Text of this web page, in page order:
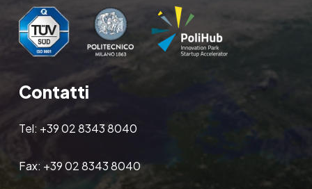
Contatti
Tel: +39 02 8343 8040
Fax: +39 02 8343 8040